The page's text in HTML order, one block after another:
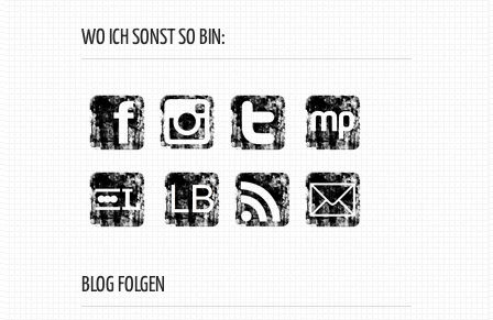
WO ICH SONST SO BIN:
BLOG FOLGEN